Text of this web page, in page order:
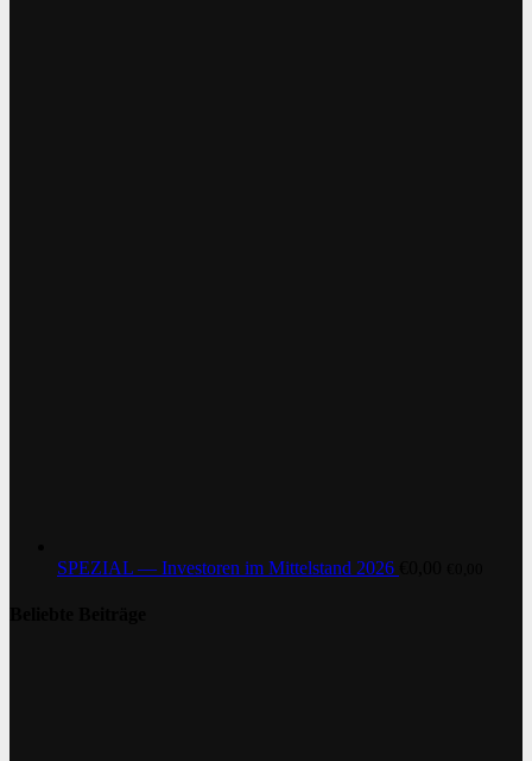
SPEZIAL — Investoren im Mittelstand 2026